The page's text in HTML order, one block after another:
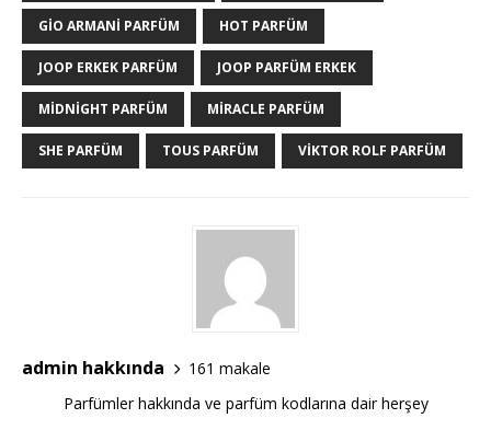
GIO ARMANI PARFÜM HOT PARFÜM
JOOP ERKEK PARFÜM JOOP PARFÜM ERKEK
MIDNIGHT PARFÜM MIRACLE PARFÜM
SHE PARFÜM TOUS PARFÜM VIKTOR ROLF PARFÜM
admin hakkında
161 makale
Parfümler hakkında ve parfüm kodlarına dair herşey